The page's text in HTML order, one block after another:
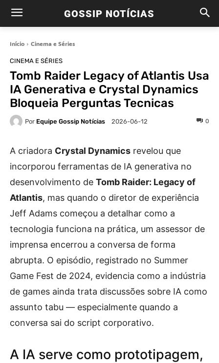
GOSSIP NOTÍCIAS
Início Cinema e Séries
CINEMA E SÉRIES
Tomb Raider Legacy of Atlantis Usa
IA Generativa e Crystal Dynamics
Bloqueia Perguntas Tecnicas
Por Equipe Gossip Notícias 2026-06-12 0
A criadora Crystal Dynamics revelou que
incorporou ferramentas de IA generativa no
desenvolvimento de Tomb Raider: Legacy of
Atlantis, mas quando o diretor de experiência
Jeff Adams começou a detalhar como a
tecnologia funciona na prática, um assessor de
imprensa encerrou a conversa de forma
abrupta. O episódio, registrado no Summer
Game Fest de 2024, evidencia como a indústria
de games ainda trata discussões sobre IA como
assunto tabu — especialmente quando a
conversa sai do script corporativo.
A IA serve como prototipagem,